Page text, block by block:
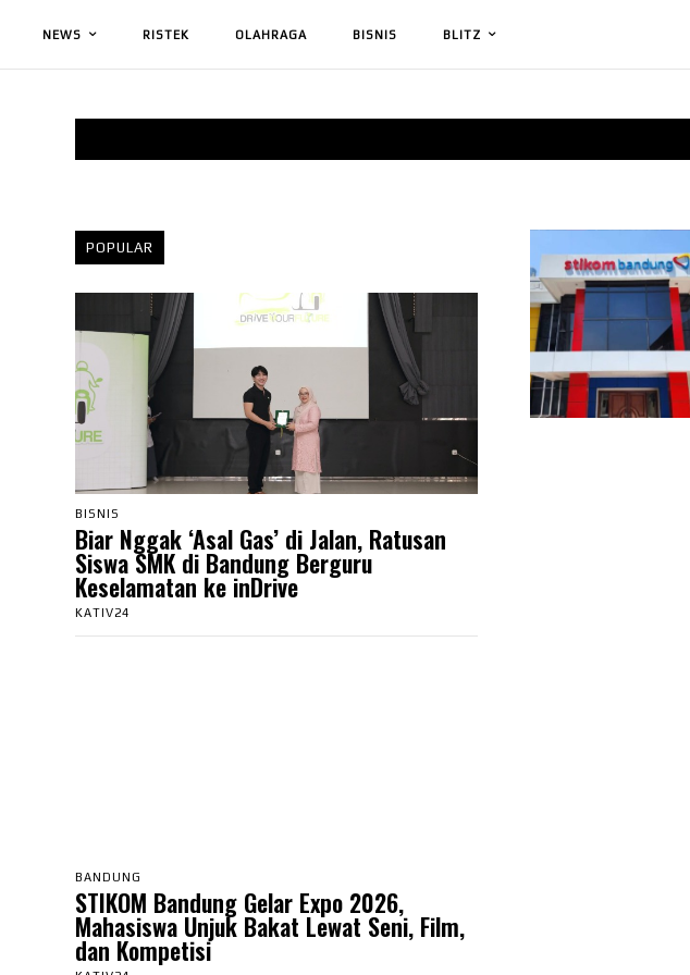
NEWS RISTEK OLAHRAGA BISNIS BLITZ
POPULAR
BISNIS
Biar Nggak ‘Asal Gas’ di Jalan, Ratusan
Siswa SMK di Bandung Berguru
Keselamatan ke inDrive
KATIV24
BANDUNG
STIKOM Bandung Gelar Expo 2026,
Mahasiswa Unjuk Bakat Lewat Seni, Film,
dan Kompetisi